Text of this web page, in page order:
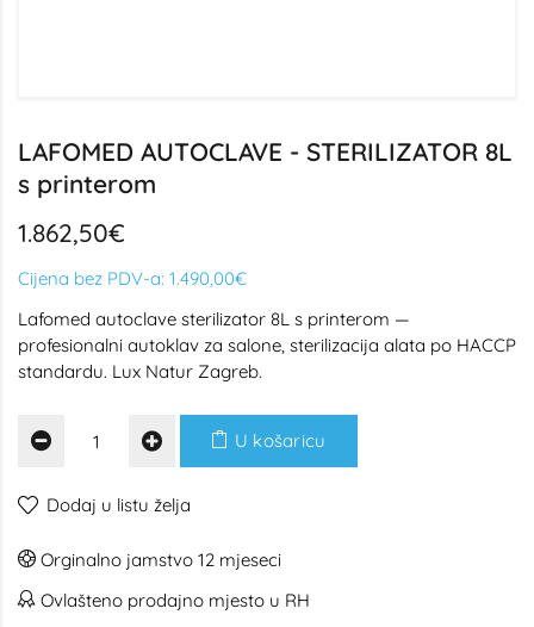
LAFOMED AUTOCLAVE - STERILIZATOR 8L
s printerom
1.862,50€
Cijena bez PDV-a: 1.490,00€
Lafomed autoclave sterilizator 8L s printerom —
profesionalni autoklav za salone, sterilizacija alata po HACCP
standardu. Lux Natur Zagreb.
U košaricu
Dodaj u listu želja
Orginalno jamstvo 12 mjeseci
Ovlašteno prodajno mjesto u RH